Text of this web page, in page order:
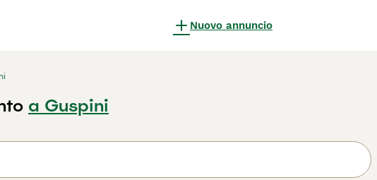
Nuovo annuncio
a Guspini